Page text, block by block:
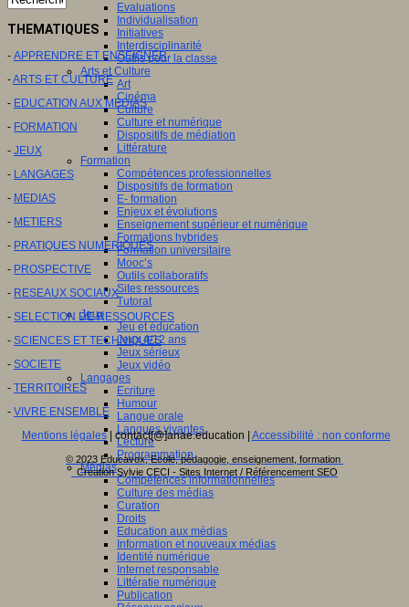
Evaluations
Individualisation
Initiatives
Interdisciplinarité
Outils pour la classe
Arts et Culture
Art
Cinéma
Culture
Culture et numérique
Dispositifs de médiation
Littérature
Formation
Compétences professionnelles
Dispositifs de formation
E- formation
Enjeux et évolutions
Enseignement supérieur et numérique
Formations hybrides
Formation universitaire
Mooc’s
Outils collaboratifs
Sites ressources
Tutorat
Jeux
Jeu et éducation
Jeux 4/12 ans
Jeux sérieux
Jeux vidéo
Langages
Ecriture
Humour
Langue orale
Langues vivantes
Lecture
Programmation
Médias
Compétences informationnelles
Culture des médias
Curation
Droits
Education aux médias
Information et nouveaux médias
Identité numérique
Internet responsable
Littératie numérique
Publication
THEMATIQUES
- APPRENDRE ET ENSEIGNER
-ARTS ET CULTURE
- EDUCATION AUX MEDIAS
- FORMATION
- JEUX
- LANGAGES
- MEDIAS
- METIERS
- PRATIQUES NUMERIQUES
- PROSPECTIVE
- RESEAUX SOCIAUX
- SELECTION DE RESSOURCES
- SCIENCES ET TECHNIQUES
- SOCIETE
- TERRITOIRES
- VIVRE ENSEMBLE
Mentions légales| contact[@]anae.education | Accessibilité : non conforme
© 2023 Educavox, Ecole, pédagogie, enseignement, formation
Creation Sylvie CECI - Sites Internet / Référencement SEO